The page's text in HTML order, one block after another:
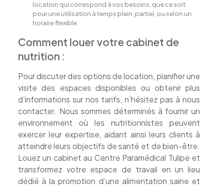
location qui correspond à vos besoins, que ce soit
pour une utilisation à temps plein, partiel, ou selon un
horaire flexible.
Comment louer votre cabinet de
nutrition :
Pour discuter des options de location, planifier une
visite des espaces disponibles ou obtenir plus
d’informations sur nos tarifs, n’hésitez pas à nous
contacter. Nous sommes déterminés à fournir un
environnement où les nutritionnistes peuvent
exercer leur expertise, aidant ainsi leurs clients à
atteindre leurs objectifs de santé et de bien-être.
Louez un cabinet au Centre Paramédical Tulipe et
transformez votre espace de travail en un lieu
dédié à la promotion d’une alimentation saine et